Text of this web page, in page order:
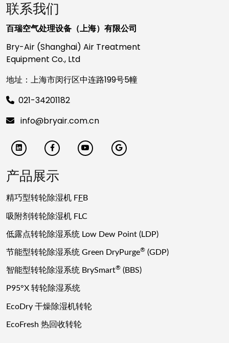
联系我们
百瑞空气处理设备（上海）有限公司
Bry-Air (Shanghai) Air Treatment
Equipment Co., Ltd
地址：上海市闵行区中连路199号5幢
021-34201182
info@bryair.com.cn
产品展示
精巧型转轮除湿机 FFB
吸附剂转轮除湿机 FLC
低露点转轮除湿系统 Low Dew Point (LDP)
节能型转轮除湿系统 Green DryPurge® (GDP)
智能型转轮除湿系统 BrySmart® (BBS)
P95°X 转轮除湿系统
EcoDry 干燥除湿机转轮
EcoFresh 热回收转轮